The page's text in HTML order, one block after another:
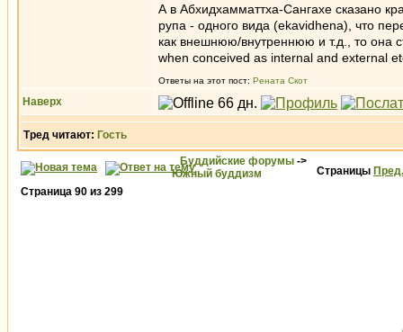
А в Абхидхамматтха-Сангахе сказано
рупа - одного вида (ekavidhena), что
как внешнюю/внутреннюю и т.д., то она
when conceived as internal and external
Ответы на этот пост: Рената Скот
Наверх
Тред читают: Гость
Буддийские форумы ->
Южный буддизм
Страницы Пред.
Страница 90 из 299